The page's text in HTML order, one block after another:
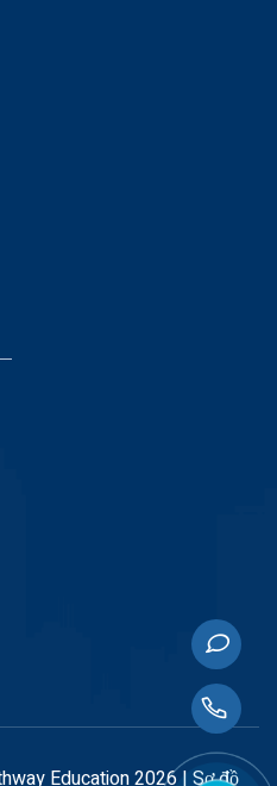
Education 2026 | Sơ đồ